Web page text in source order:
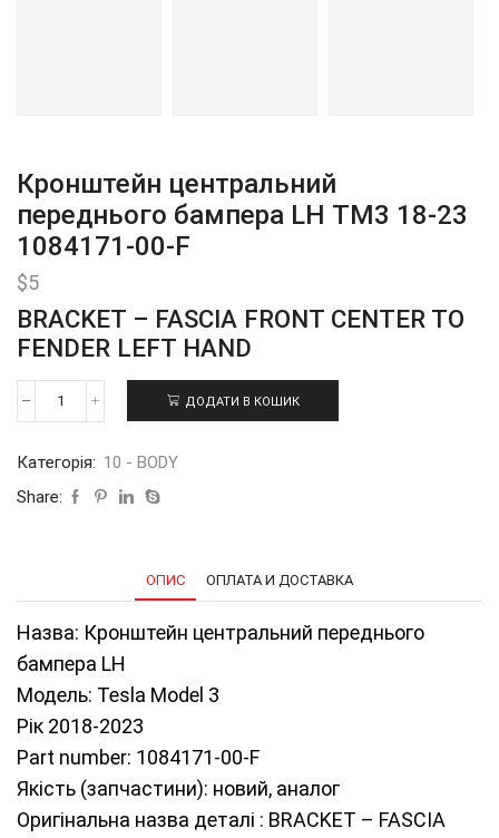
Кронштейн центральний
переднього бампера LH ТМ3 18-23
1084171-00-F
$5
BRACKET – FASCIA FRONT CENTER TO
FENDER LEFT HAND
Кронштейн
бампера
LH
ТМ3
кількість
ДОДАТИ В КОШИК
Категорія: 10 - BODY
Share:
ОПИС ОПЛАТА И ДОСТАВКА
Назва: Кронштейн центральний переднього
бампера LH
Модель: Tesla Model 3
Рік 2018-2023
Part number: 1084171-00-F
Якість (запчастини): новий, аналог
Оригінальна назва деталі : BRACKET – FASCIA